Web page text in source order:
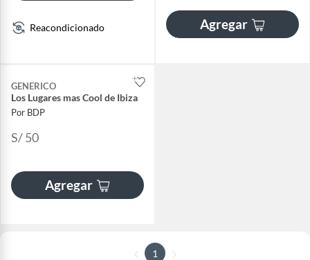
Reacondicionado Agregar
GENERICO
Los Lugares mas Cool de Ibiza
Por BDP
S/ 50
Agregar
1